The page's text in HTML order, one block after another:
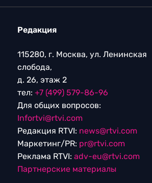
Редакция
115280, г. Москва, ул. Ленинская
слобода,
д. 26, этаж 2
тел: +7 (499) 579-86-96
Для общих вопросов:
Infortvi@rtvi.com
Редакция RTVI: news@rtvi.com
Маркетинг/PR: pr@rtvi.com
Реклама RTVI: adv-eu@rtvi.com
Партнерские материалы